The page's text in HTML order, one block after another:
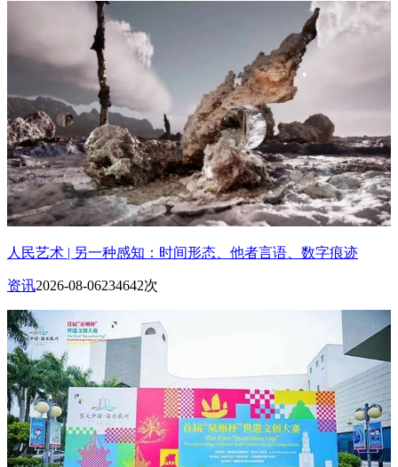
人民艺术 | 另一种感知：时间形态、他者言语、数字痕迹
资讯2026-08-06234642次